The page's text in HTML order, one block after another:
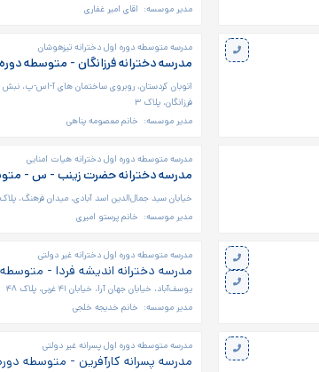
مدیر موسسه: اقای امیر غفاری
مدرسه متوسطه دوره اول دخترانه تیزهوشان
مدرسه دخترانه فرزانگان - متوسطه
فرزانگان، پلاک ۳
مدیر موسسه: خانم معصومه پناهی
مدرسه متوسطه دوره اول دخترانه هیات امنایی
مدرسه دخترانه حضرت زینب - س -
خیابان سید جمال‌الدین اسد آبادی، میدان فرهنگ، پلاک
مدیر موسسه: خانم پرستو امیری
مدرسه متوسطه دوره اول دخترانه غیر دولتی
مدرسه دخترانه اندیشه فردا -
یوسف‌آباد، خیابان جهان آرا، خیابان ۴۱ غربی، پلاک ۴۸
مدیر موسسه: خانم خدیجه خلجی
مدرسه متوسطه دوره اول پسرانه غیر دولتی
مدرسه پسرانه کارآفرین - متوسطه